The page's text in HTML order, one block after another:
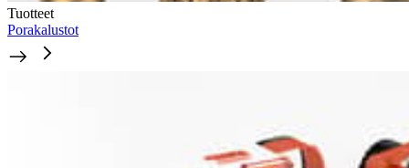
Tuotteet
Porakalustot